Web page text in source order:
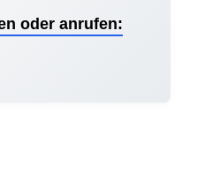
oder anrufen: